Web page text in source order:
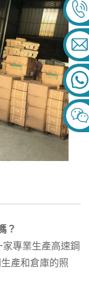
？
專業生產高速鋼
產和倉庫的照